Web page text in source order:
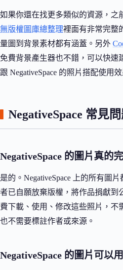
如果你還在找更多類似的資源，之
無版權圖庫總整理裡面有非常完整
量圖到背景素材都有涵蓋。另外
免費背景產生器也不錯，可以快速
跟 NegativeSpace 的照片搭配使用
NegativeSpace 常見
NegativeSpace 的圖片真的
是的。NegativeSpace 上的所有圖
者已自願放棄版權，將作品捐獻到
費下載、使用、修改這些照片，不
也不需要標註作者或來源。
NegativeSpace 的圖片可以